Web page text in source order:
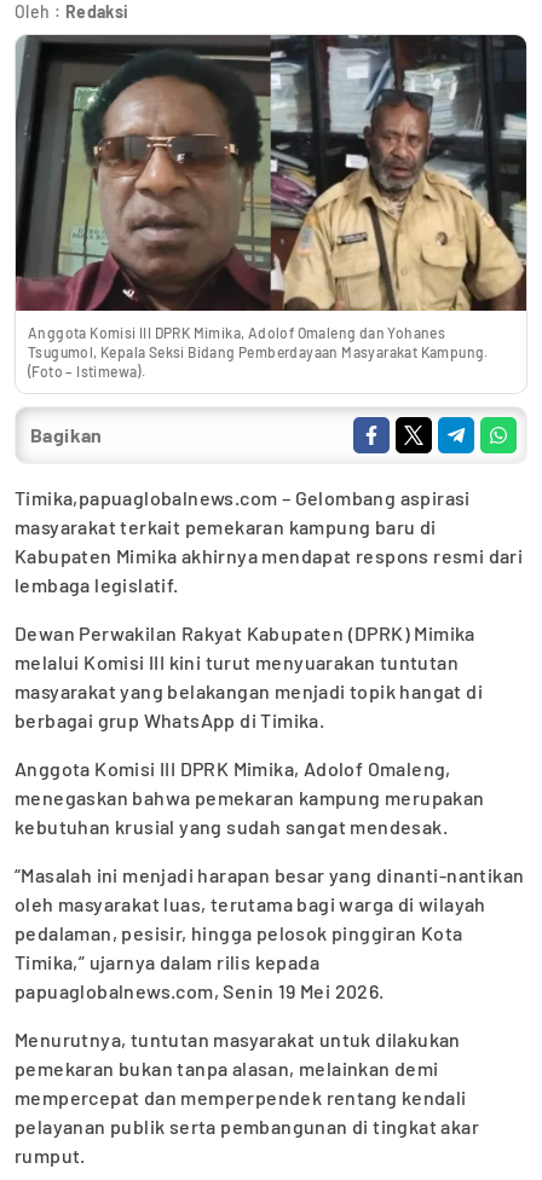
Oleh : Redaksi
Anggota Komisi III DPRK Mimika, Adolof Omaleng dan Yohanes
Tsugumol, Kepala Seksi Bidang Pemberdayaan Masyarakat Kampung.
(Foto – Istimewa).
Bagikan
Timika,papuaglobalnews.com – Gelombang aspirasi
masyarakat terkait pemekaran kampung baru di
Kabupaten Mimika akhirnya mendapat respons resmi dari
lembaga legislatif.
Dewan Perwakilan Rakyat Kabupaten (DPRK) Mimika
melalui Komisi III kini turut menyuarakan tuntutan
masyarakat yang belakangan menjadi topik hangat di
berbagai grup WhatsApp di Timika.
Anggota Komisi III DPRK Mimika, Adolof Omaleng,
menegaskan bahwa pemekaran kampung merupakan
kebutuhan krusial yang sudah sangat mendesak.
“Masalah ini menjadi harapan besar yang dinanti-nantikan
oleh masyarakat luas, terutama bagi warga di wilayah
pedalaman, pesisir, hingga pelosok pinggiran Kota
Timika,” ujarnya dalam rilis kepada
papuaglobalnews.com, Senin 19 Mei 2026.
Menurutnya, tuntutan masyarakat untuk dilakukan
pemekaran bukan tanpa alasan, melainkan demi
mempercepat dan memperpendek rentang kendali
pelayanan publik serta pembangunan di tingkat akar
rumput.